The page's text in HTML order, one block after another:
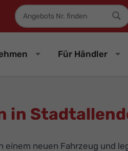
Fahrzeugnummer
Für Händler
in
neuen Fahrzeug und